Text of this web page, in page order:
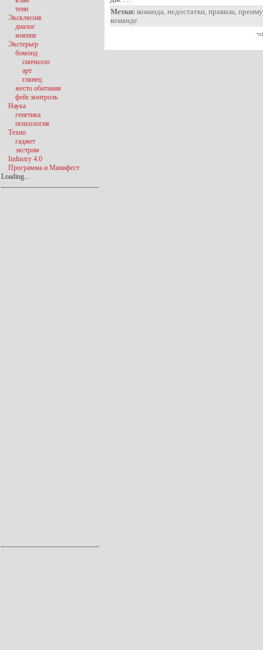
Метки: команда, недостатки, правила,
команде
тени
Эксклюзив
диалог
мнение
Экстерьер
бомонд
синчилло
арт
глянец
место обитания
фейс контроль
Наука
генетика
психология
Техно
гаджет
экстрим
Industry 4.0
Программа и Манифест
Loading...